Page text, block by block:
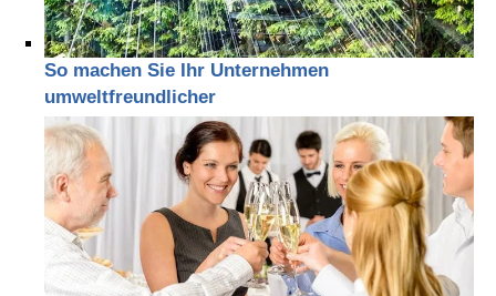
So machen Sie Ihr Unternehmen
umweltfreundlicher